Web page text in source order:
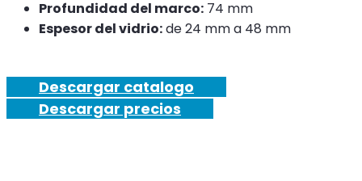
Profundidad del marco: 74 mm
Espesor del vidrio:de 24 mm a 48 mm
Descargar catalogo
Descargar precios